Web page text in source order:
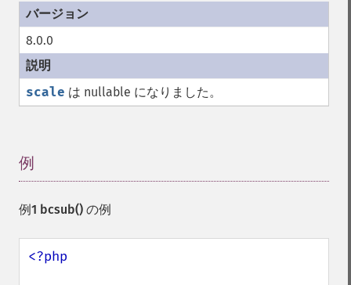
8.0.0
scale は nullable になりました。
例
例1 bcsub() の例
<?php